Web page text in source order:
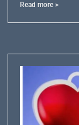
Read more >